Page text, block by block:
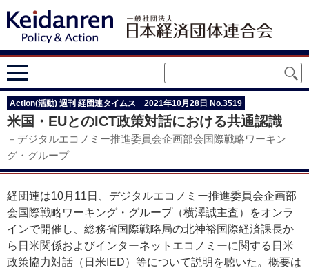
Action(活動) 週刊 経団連タイムス 2021年10月28日 No.3519
米国・EUとのICT政策対話における共通認識
－デジタルエコノミー推進委員会企画部会国際戦略ワーキン
グ・グループ
経団連は10月11日、デジタルエコノミー推進委員会企画部
会国際戦略ワーキング・グループ（横澤誠主査）をオンラ
インで開催し、総務省国際戦略局の北神裕国際経済課長か
ら日米関係およびインターネットエコノミーに関する日米
政策協力対話（日米IED）等について説明を聴いた。概要は